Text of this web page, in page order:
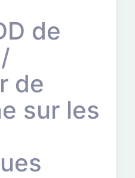
de
de
sur les